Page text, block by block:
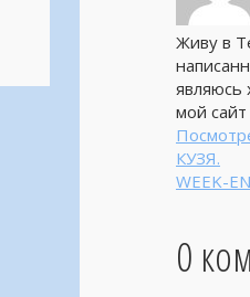
Живу в
являюсь
мой
КУЗЯ.
WEEK-
0